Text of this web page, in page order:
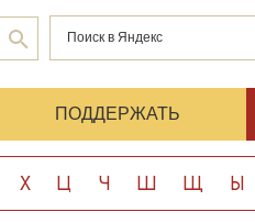
ПОДДЕРЖАТЬ
Х Ц Ч Ш Щ Ы